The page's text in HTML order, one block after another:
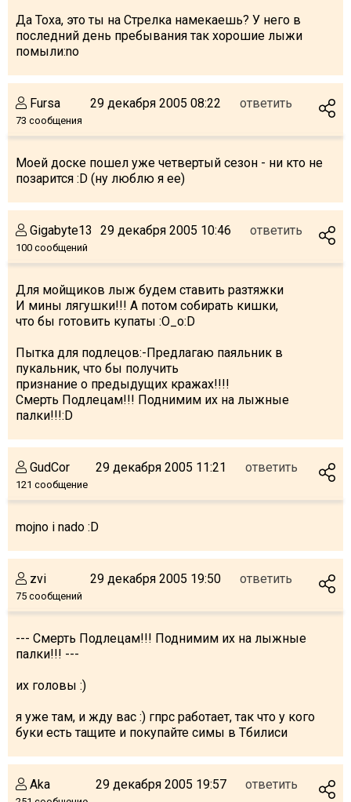
Да Тоха, это ты на Стрелка намекаешь? У него в
последний день пребывания так хорошие лыжи
помыли:no
Fursa
73 сообщения
29 декабря 2005 08:22 ответить
Моей доске пошел уже четвертый сезон - ни кто не
позарится :D (ну люблю я ее)
Gigabyte13
100 сообщений
29 декабря 2005 10:46 ответить
Для мойщиков лыж будем ставить разтяжки
И мины лягушки!!! А потом собирать кишки,
что бы готовить купаты :O_o:D
Пытка для подлецов:-Предлагаю паяльник в
пукальник, что бы получить
признание о предыдущих кражах!!!!
Смерть Подлецам!!! Поднимим их на лыжные
палки!!!:D
GudCor
121 сообщение
29 декабря 2005 11:21 ответить
mojno i nado :D
zvi
75 сообщений
29 декабря 2005 19:50 ответить
--- Смерть Подлецам!!! Поднимим их на лыжные
палки!!! ---
их головы :)
я уже там, и жду вас :) гпрс работает, так что у кого
буки есть тащите и покупайте симы в Тбилиси
Aka 29 декабря 2005 19:57 ответить